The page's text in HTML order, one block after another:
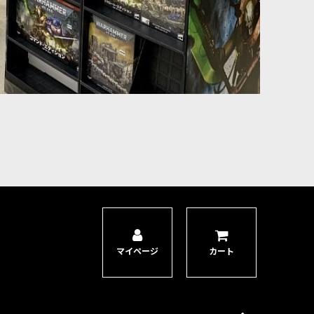
マイページ カート